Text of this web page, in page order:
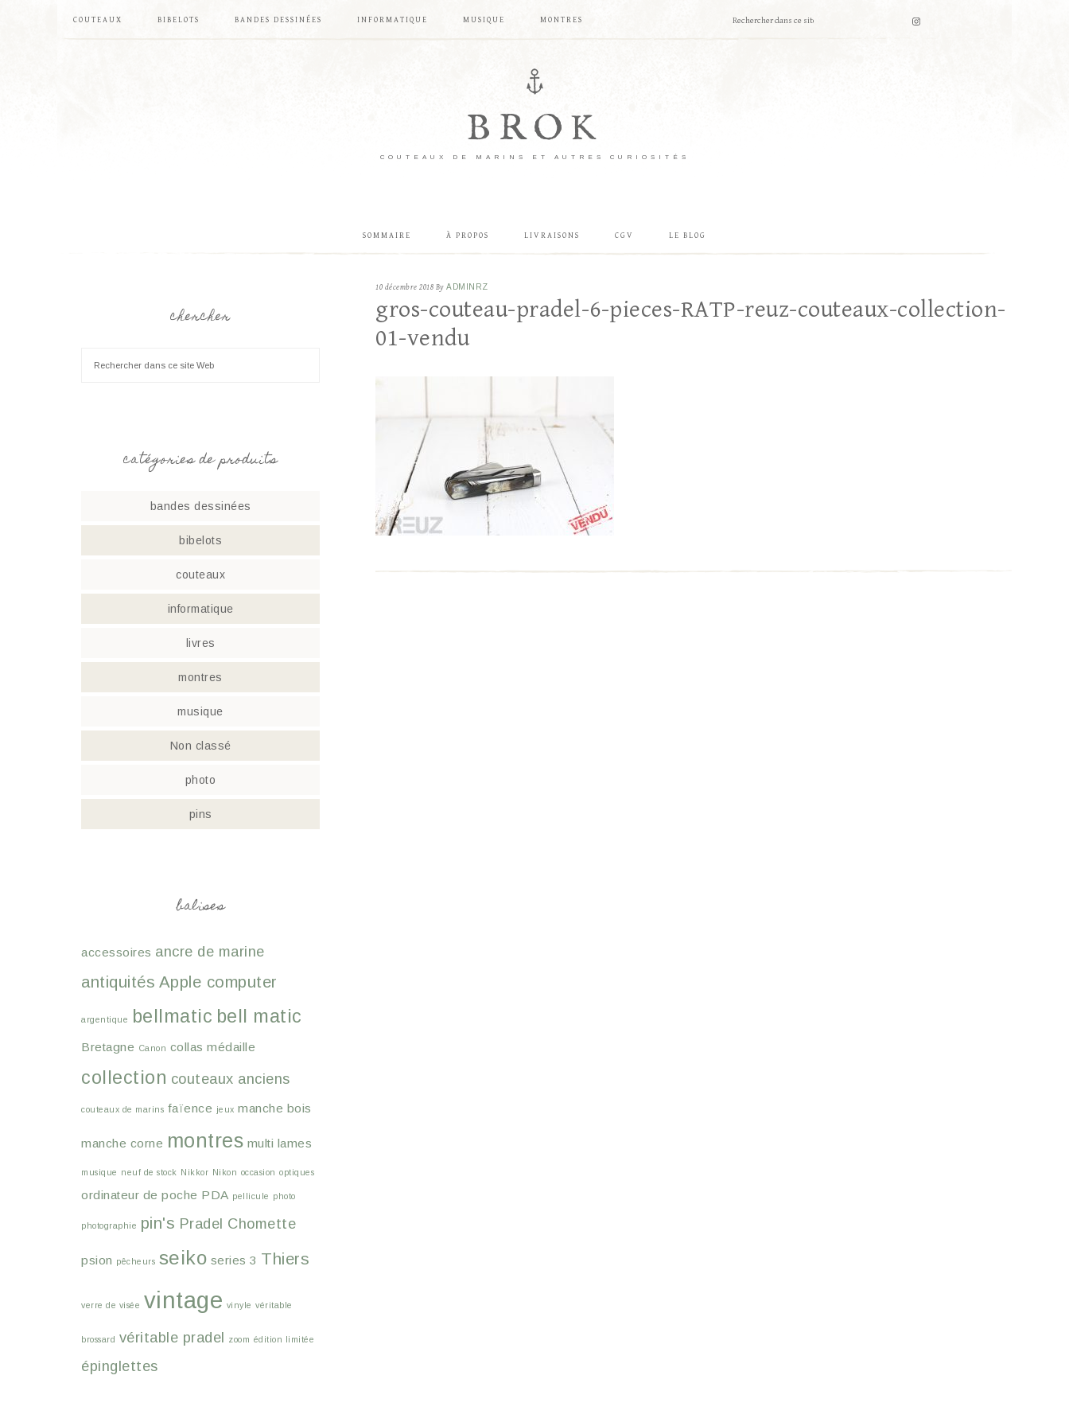
COUTEAUX BIBELOTS BANDES DESSINÉES INFORMATIQUE MUSIQUE MONTRES
BROK
COUTEAUX DE MARINS ET AUTRES CURIOSITÉS
SOMMAIRE À PROPOS LIVRAISONS CGV LE BLOG
10 décembre 2018 By ADMINRZ
gros-couteau-pradel-6-pieces-RATP-reuz-couteaux-collection-
01-vendu
chercher
catégories de produits
bandes dessinées
bibelots
couteaux
informatique
livres
montres
musique
Non classé
photo
pins
balises
accessoires ancre de marine
antiquités Apple computer
argentique bellmatic bell matic
Bretagne Canon collas médaille
collection couteaux anciens
couteaux de marins faïence jeux manche bois
manche corne montres multi lames
musique neuf de stock Nikkor Nikon occasion optiques
ordinateur de poche PDA pellicule photo
photographie pin's Pradel Chomette
psion pêcheurs seiko series 3 Thiers
verre de visée vintage vinyle véritable
brossard véritable pradel zoom édition limitée
épinglettes